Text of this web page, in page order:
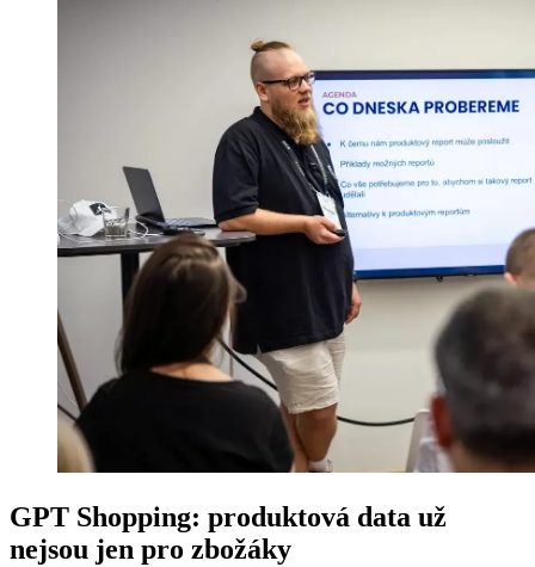
GPT Shopping: produktová data už
nejsou jen pro zbožáky